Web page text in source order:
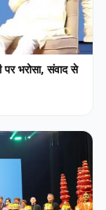
भरोसा, संवाद से